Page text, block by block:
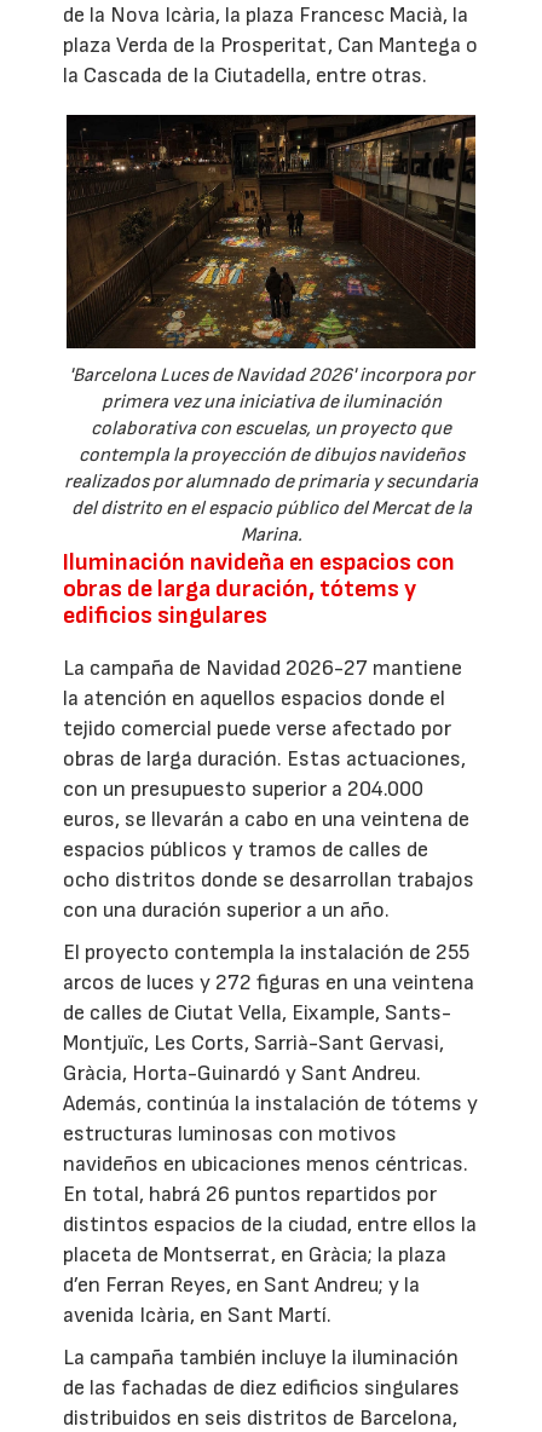
de la Nova Icària, la plaza Francesc Macià, la
plaza Verda de la Prosperitat, Can Mantega o
la Cascada de la Ciutadella, entre otras.
'Barcelona Luces de Navidad 2026' incorpora por
primera vez una iniciativa de iluminación
colaborativa con escuelas, un proyecto que
contempla la proyección de dibujos navideños
realizados por alumnado de primaria y secundaria
del distrito en el espacio público del Mercat de la
Marina.
Iluminación navideña en espacios con
obras de larga duración, tótems y
edificios singulares
La campaña de Navidad 2026-27 mantiene
la atención en aquellos espacios donde el
tejido comercial puede verse afectado por
obras de larga duración. Estas actuaciones,
con un presupuesto superior a 204.000
euros, se llevarán a cabo en una veintena de
espacios públicos y tramos de calles de
ocho distritos donde se desarrollan trabajos
con una duración superior a un año.
El proyecto contempla la instalación de 255
arcos de luces y 272 figuras en una veintena
de calles de Ciutat Vella, Eixample, Sants-
Montjuïc, Les Corts, Sarrià-Sant Gervasi,
Gràcia, Horta-Guinardó y Sant Andreu.
Además, continúa la instalación de tótems y
estructuras luminosas con motivos
navideños en ubicaciones menos céntricas.
En total, habrá 26 puntos repartidos por
distintos espacios de la ciudad, entre ellos la
placeta de Montserrat, en Gràcia; la plaza
d’en Ferran Reyes, en Sant Andreu; y la
avenida Icària, en Sant Martí.
La campaña también incluye la iluminación
de las fachadas de diez edificios singulares
distribuidos en seis distritos de Barcelona,